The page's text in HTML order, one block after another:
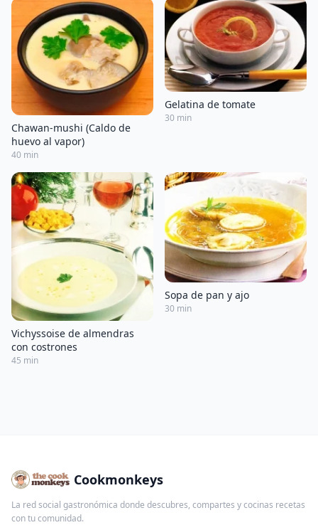
Chawan-mushi (Caldo de
huevo al vapor)
40 min
Gelatina de tomate
30 min
Vichyssoise de almendras
con costrones
45 min
Sopa de pan y ajo
30 min
Cookmonkeys
La red social gastronómica donde descubres, compartes y cocinas recetas
con tu comunidad.